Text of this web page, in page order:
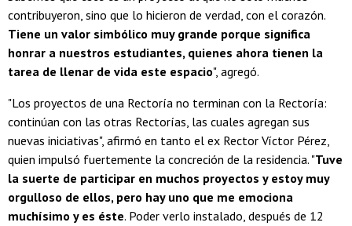
contribuyeron, sino que lo hicieron de verdad, con el corazón.
Tiene un valor simbólico muy grande porque significa
honrar a nuestros estudiantes, quienes ahora tienen la
tarea de llenar de vida este espacio", agregó.
"Los proyectos de una Rectoría no terminan con la Rectoría:
continúan con las otras Rectorías, las cuales agregan sus
nuevas iniciativas", afirmó en tanto el ex Rector Víctor Pérez,
quien impulsó fuertemente la concreción de la residencia. "Tuve
la suerte de participar en muchos proyectos y estoy muy
orgulloso de ellos, pero hay uno que me emociona
muchísimo y es éste. Poder verlo instalado, después de 12